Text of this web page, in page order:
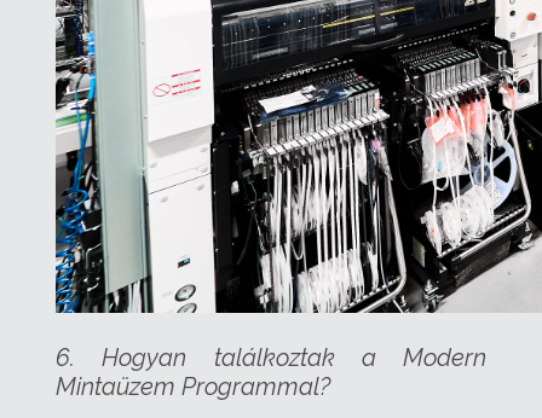
6. Hogyan találkoztak a Modern
Mintaüzem Programmal?